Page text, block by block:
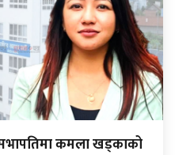
कमला खड्काको